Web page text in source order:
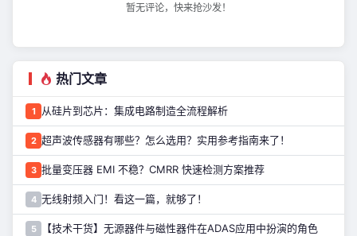
暂无评论，快来抢沙发！
热门文章
1 从硅片到芯片：集成电路制造全流程解析
2 超声波传感器有哪些？怎么选用？实用参考指南来了！
3 批量变压器 EMI 不稳？CMRR 快速检测方案推荐
4 无线射频入门！看这一篇，就够了！
5 【技术干货】无源器件与磁性器件在ADAS应用中扮演的角色